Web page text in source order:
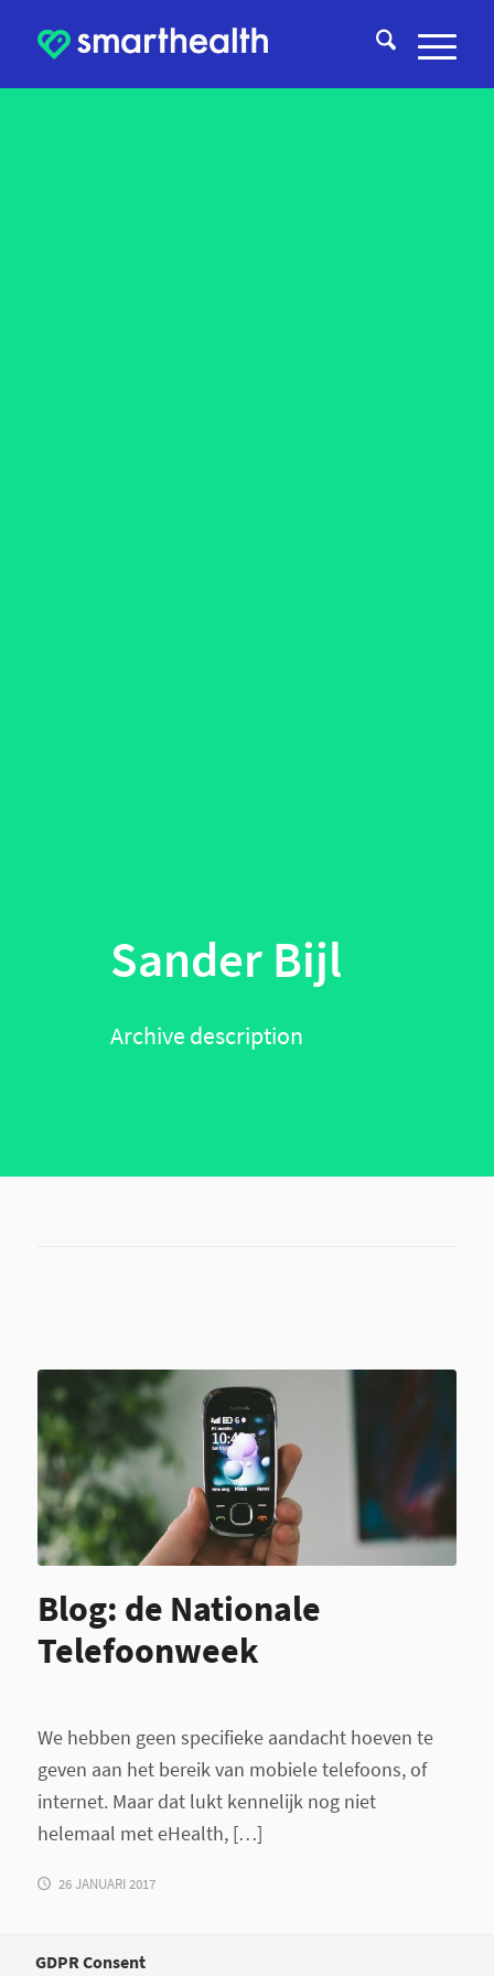
Sander Bijl
Archive description
Blog: de Nationale
Telefoonweek
We hebben geen specifieke aandacht hoeven te
geven aan het bereik van mobiele telefoons, of
internet. Maar dat lukt kennelijk nog niet
helemaal met eHealth, […]
26 JANUARI 2017
GDPR Consent